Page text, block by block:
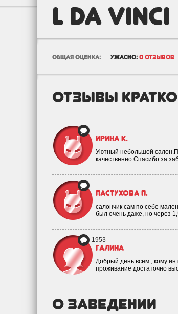
L da Vinci
общая оценка: ужасно: 0 отзывов
отзывы кратко
Ирина К.
Уютный небольшой
качественно.Спасибо за
Пастухова П.
салончик сам по себе
был очень даже, но через
1953
Галина
Добрый день всем , кому
проживание достаточно
о заведении